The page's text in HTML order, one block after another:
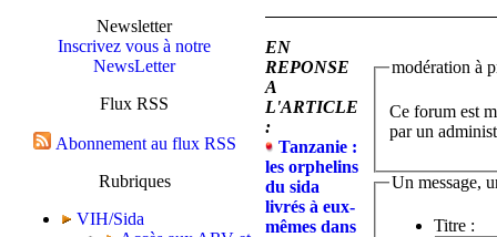
Newsletter
Inscrivez vous à notre
NewsLetter
Flux RSS
Abonnement au flux RSS
Rubriques
VIH/Sida
EN
REPONSE
A
L'ARTICLE
:
Tanzanie :
les orphelins
du sida
livrés à eux-
mêmes dans
modération à
Ce forum est
par un
Un message,
Titre :